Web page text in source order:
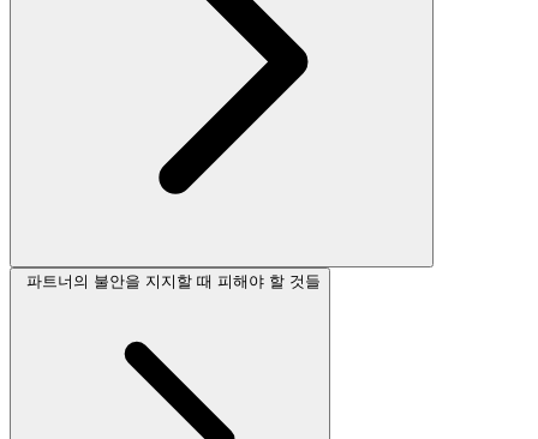
파트너의 불안을 지지할 때 피해야 할 것들